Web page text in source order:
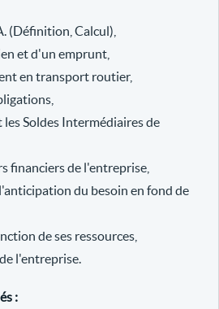
(Définition, Calcul),
et d'un emprunt,
en transport routier,
les Soldes Intermédiaires de
financiers de l'entreprise,
du besoin en fond de
de ses ressources,
l'entreprise.
: